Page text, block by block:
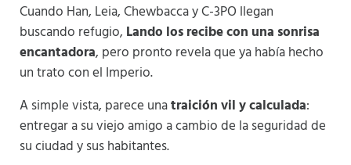
Cuando Han, Leia, Chewbacca y C-3PO llegan
buscando refugio, Lando los recibe con una sonrisa
encantadora, pero pronto revela que ya había hecho
un trato con el Imperio.
A simple vista, parece unatraición vil y calculada:
entregar a su viejo amigo a cambio de la seguridad de
su ciudad y sus habitantes.